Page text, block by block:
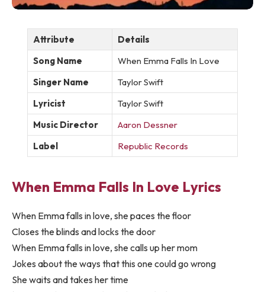
Attribute
Details
Song Name
When Emma Falls In Love
Singer Name
Taylor Swift
Lyricist
Taylor Swift
Music Director
Aaron Dessner
Label
Republic Records
When Emma Falls In Love Lyrics
When Emma falls in love, she paces the floor
Closes the blinds and locks the door
When Emma falls in love, she calls up her mom
Jokes about the ways that this one could go wrong
She waits and takes her time